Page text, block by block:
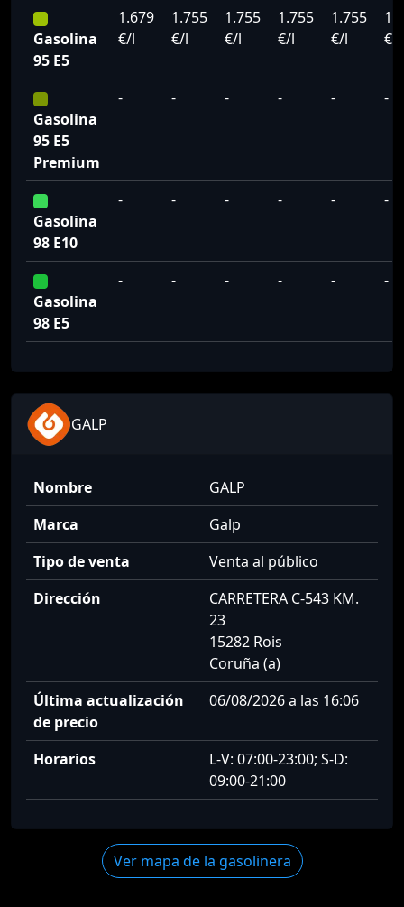
Gasolina
95 E5
1.679
€/l
1.755
€/l
1.755
€/l
1.755
€/l
1.755
€/l
€/l
Gasolina
95 E5
Premium
- - - - - -
Gasolina
98 E10
- - - - - -
Gasolina
98 E5
- - - - - -
GALP
Nombre
GALP
Marca
Galp
Tipo de venta
Venta al público
Dirección
CARRETERA C-543 KM.
23
15282 Rois
Coruña (a)
Última actualización
de precio
06/08/2026 a las 16:06
Horarios
L-V: 07:00-23:00; S-D:
09:00-21:00
Ver mapa de la gasolinera